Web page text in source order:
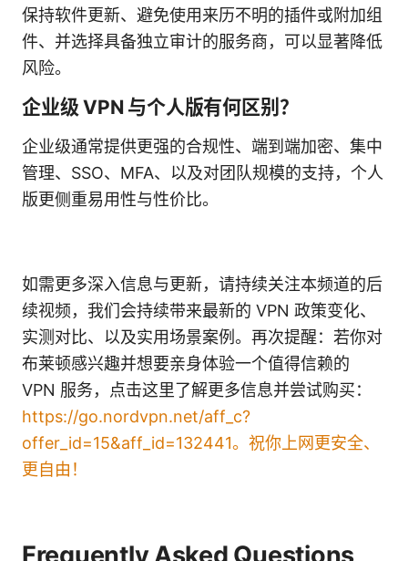
保持软件更新、避免使用来历不明的插件或附加组
件、并选择具备独立审计的服务商，可以显著降低
风险。
企业级 VPN 与个人版有何区别？
企业级通常提供更强的合规性、端到端加密、集中
管理、SSO、MFA、以及对团队规模的支持，个人
版更侧重易用性与性价比。
如需更多深入信息与更新，请持续关注本频道的后
续视频，我们会持续带来最新的 VPN 政策变化、
实测对比、以及实用场景案例。再次提醒：若你对
布莱顿感兴趣并想要亲身体验一个值得信赖的
VPN 服务，点击这里了解更多信息并尝试购买：
https://go.nordvpn.net/aff_c?
offer_id=15&aff_id=132441。祝你上网更安全、
更自由！